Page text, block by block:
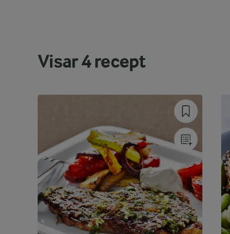
Visar4recept